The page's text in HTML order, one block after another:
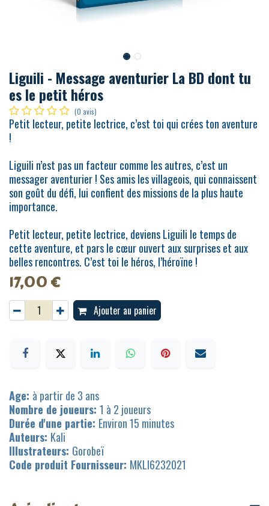
Liguili - Message aventurier La BD dont tu
es le petit héros
(0 avis)
Petit lecteur, petite lectrice, c’est toi qui crées ton aventure
!
Liguili n’est pas un facteur comme les autres, c’est un
messager aventurier ! Ses amis les villageois, qui connaissent
son goût du défi, lui confient des missions de la plus haute
importance.
Petit lecteur, petite lectrice, deviens Liguili le temps de
cette aventure, et pars le cœur ouvert aux surprises et aux
belles rencontres. C’est toi le héros, l’héroïne !
17,00€
Ajouter au panier
Age: à partir de 3 ans
Nombre de joueurs: 1 à 2 joueurs
Durée d'une partie: Environ 15 minutes
Auteurs: Kali
Illustrateurs: Gorobeï
Code produit Fournisseur: MKLI6232021